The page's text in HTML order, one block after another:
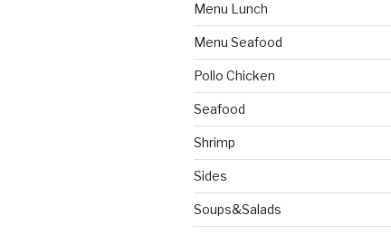
Menu Lunch
Menu Seafood
Pollo Chicken
Seafood
Shrimp
Sides
Soups&Salads